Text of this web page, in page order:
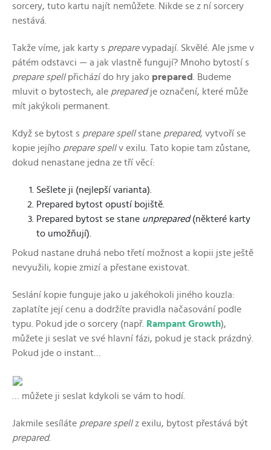
sorcery, tuto kartu najít nemůžete. Nikde se z ní sorcery
nestává.
Takže víme, jak karty s preparevypadají. Skvělé. Ale jsme v
pátém odstavci — a jak vlastně fungují? Mnoho bytostí s
prepare spellpřichází do hry jako prepared . Budeme
mluvit o bytostech, ale preparedje označení, které může
mít jakýkoli permanent.
Když se bytost s prepare spellstane prepared, vytvoří se
kopie jejího prepare spellv exilu. Tato kopie tam zůstane,
dokud nenastane jedna ze tří věcí:
Sešlete ji (nejlepší varianta).
Prepared bytost opustí bojiště.
Prepared bytost se stane unprepared(některé karty
to umožňují).
Pokud nastane druhá nebo třetí možnost a kopii jste ještě
nevyužili, kopie zmizí a přestane existovat.
Seslání kopie funguje jako u jakéhokoli jiného kouzla:
zaplatíte její cenu a dodržíte pravidla načasování podle
typu. Pokud jde o sorcery (např. Rampant Growth),
můžete ji seslat ve své hlavní fázi, pokud je stack prázdný.
Pokud jde o instant…
… můžete ji seslat kdykoli se vám to hodí.
Jakmile sesíláte prepare spellz exilu, bytost přestává být
prepared.